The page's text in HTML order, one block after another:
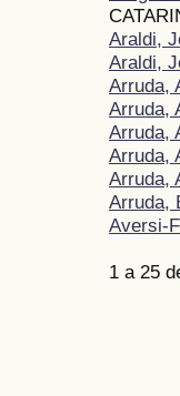
Araldi,
Araldi,
Arruda,
Arruda,
Arruda,
Arruda,
Arruda,
Arruda,
Aversi-
1 a 25